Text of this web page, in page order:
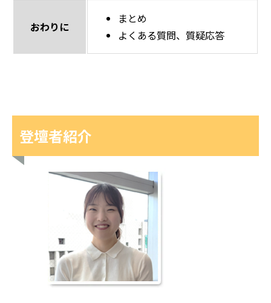
おわりに
まとめ
よくある質問、質疑応答
登壇者紹介